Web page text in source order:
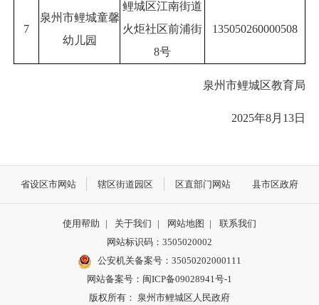
7
泉州市鲤城童馨
幼儿园
鲤城区江南街道
火炬社区前浦街
8号
135050260000508
泉州市鲤城区教育局
2025年8月13日
省设区市网站 辖区街道园区 区直部门网站 县市区政府
使用帮助 | 关于我们 | 网站地图 |
联系我们
网站标识码：3505020002
公安机关备案号：35050202000111
网站备案号：闽ICP备09028941号-1
版权所有： 泉州市鲤城区人民政府